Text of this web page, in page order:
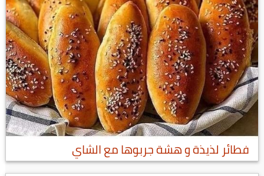
فطائر لذيذة و هشة جربوها مع الشاي